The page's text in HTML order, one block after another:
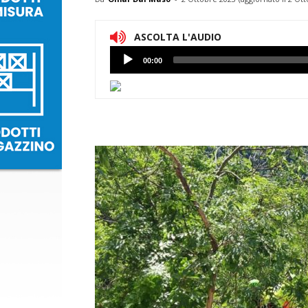
ASCOLTA L'AUDIO
Lettore
Audio
00:00